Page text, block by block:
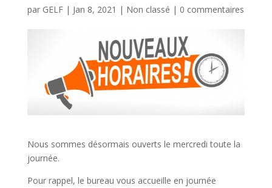
par GELF| Jan 8, 2021 | Non classé | 0 commentaires
Nous sommes désormais ouverts le mercredi toute la
journée.
Pour rappel, le bureau vous accueille en journée